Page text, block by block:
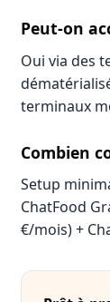
Peut-on
Oui via des
terminaux
Combien
Setup
ChatFood
€/mois) +